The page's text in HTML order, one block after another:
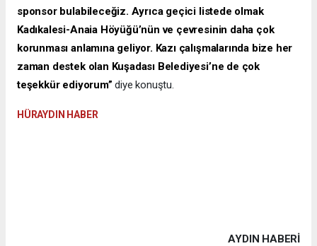
sponsor bulabileceğiz. Ayrıca geçici listede olmak
Kadıkalesi-Anaia Höyüğü’nün ve çevresinin daha çok
korunması anlamına geliyor. Kazı çalışmalarında bize her
zaman destek olan Kuşadası Belediyesi’ne de çok
teşekkür ediyorum”diye konuştu.
HÜRAYDIN HABER
AYDIN HABERİ